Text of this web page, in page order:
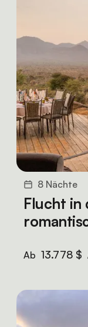
8 Nächte
Flucht in
Ab 13.778 $